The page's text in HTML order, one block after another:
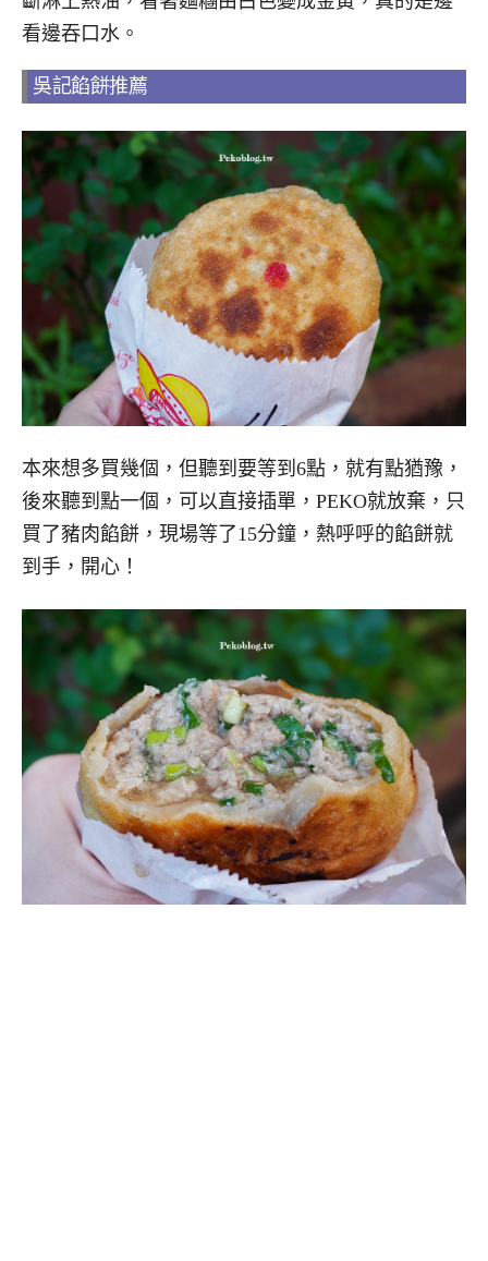
看邊吞口水。
吳記餡餅推薦
本來想多買幾個，但聽到要等到6點，就有點猶豫，
後來聽到點一個，可以直接插單，PEKO就放棄，只
買了豬肉餡餅，現場等了15分鐘，熱呼呼的餡餅就
到手，開心！